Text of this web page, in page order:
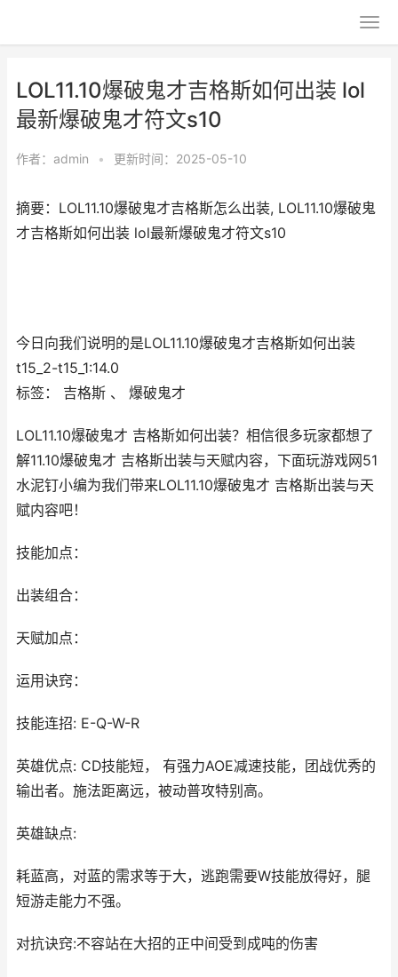
LOL11.10爆破鬼才吉格斯如何出装 lol
最新爆破鬼才符文s10
作者： admin • 更新时间：2025-05-10
摘要：LOL11.10爆破鬼才吉格斯怎么出装, LOL11.10爆破鬼
才吉格斯如何出装 lol最新爆破鬼才符文s10
今日向我们说明的是LOL11.10爆破鬼才吉格斯如何出装
t15_2-t15_1:14.0
标签： 吉格斯 、 爆破鬼才
LOL11.10爆破鬼才 吉格斯如何出装？相信很多玩家都想了
解11.10爆破鬼才 吉格斯出装与天赋内容，下面玩游戏网51
水泥钉小编为我们带来LOL11.10爆破鬼才 吉格斯出装与天
赋内容吧！
技能加点：
出装组合：
天赋加点：
运用诀窍：
技能连招: E-Q-W-R
英雄优点: CD技能短， 有强力AOE减速技能，团战优秀的
输出者。施法距离远，被动普攻特别高。
英雄缺点:
耗蓝高，对蓝的需求等于大，逃跑需要W技能放得好，腿
短游走能力不强。
对抗诀窍:不容站在大招的正中间受到成吨的伤害